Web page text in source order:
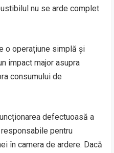
nu se arde complet
o operațiune simplă și
impact major asupra
consumului de
defectuoasă a
pentru
în camera de ardere. Dacă